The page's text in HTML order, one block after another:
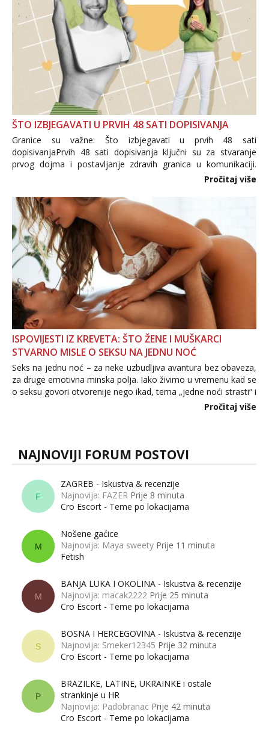
ŠTO IZBJEGAVATI U PRVIH 48 SATI DOPISIVANJA
Granice su važne: Što izbjegavati u prvih 48 sati
dopisivanjaPrvih 48 sati dopisivanja ključni su za stvaranje
prvog dojma i postavljanje zdravih granica u komunikaciji.
Važno je izbjeći prebrzo otkrivanje osobnih ili intimnih
informacija, jer nepoznata osoba još nije zaslužila to
povjerenje. Takođe...
Pročitaj više
ISPOVIJESTI IZ KREVETA: ŠTO ŽENE I MUŠKARCI
STVARNO MISLE O SEKSU NA JEDNU NOĆ
Seks na jednu noć – za neke uzbudljiva avantura bez obaveza,
za druge emotivna minska polja. Iako živimo u vremenu kad se
o seksu govori otvorenije nego ikad, tema „jedne noći strasti“ i
dalje izaziva burne rasprave. Što zapravo misle žene, a što
Pročitaj više
NAJNOVIJI FORUM POSTOVI
F
ZAGREB - Iskustva & recenzije
Najnovija: FAZER Prije 8 minuta
Cro Escort - Teme po lokacijama
M
Nošene gaćice
Najnovija: Maya sweety Prije 11 minuta
Fetish
M
BANJA LUKA I OKOLINA - Iskustva & recenzije
Najnovija: macak2222 Prije 25 minuta
Cro Escort - Teme po lokacijama
S
BOSNA I HERCEGOVINA - Iskustva & recenzije
Najnovija: Smeker12345 Prije 32 minuta
Cro Escort - Teme po lokacijama
P
BRAZILKE, LATINE, UKRAINKE i ostale
strankinje u HR
Najnovija: Padobranac Prije 42 minuta
Cro Escort - Teme po lokacijama